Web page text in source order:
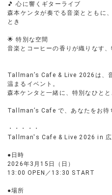
🎵 心に響くギターライブ
森本ケンタが奏でる音楽とともに
とき
🌟 特別な空間
音楽とコーヒーの香りが織りなす
Tallman’s Cafe & Live 2026は、
温まるイベント。
森本ケンタと一緒に、特別なひと
Tallman’s Cafe で、あなたをお待
・・・・・
Tallman's Cafe & Live 2026 in 広
●日時
2026年3月15日（日）
13:00 OPEN／13:30 START
●場所